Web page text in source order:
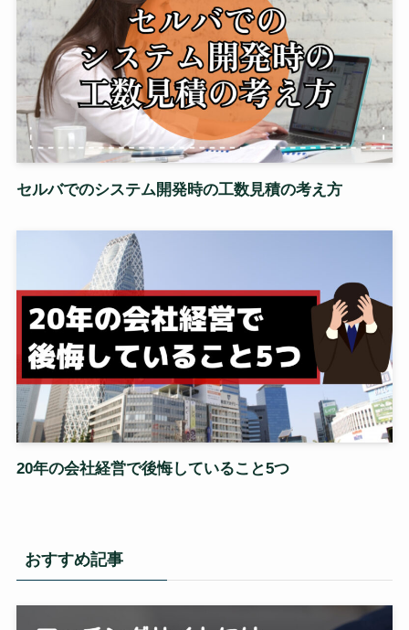
セルバでのシステム開発時の工数見積の考え方
20年の会社経営で後悔していること5つ
おすすめ記事